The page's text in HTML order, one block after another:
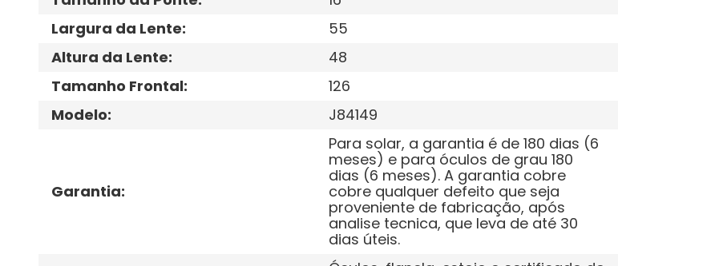
Largura da Lente:
55
Altura da Lente:
48
Tamanho Frontal:
126
Modelo: J84149
Garantia:
Para solar, a garantia é de 180 dias (6
meses) e para óculos de grau 180
dias (6 meses). A garantia cobre
cobre qualquer defeito que seja
proveniente de fabricação, após
analise tecnica, que leva de até 30
dias úteis.